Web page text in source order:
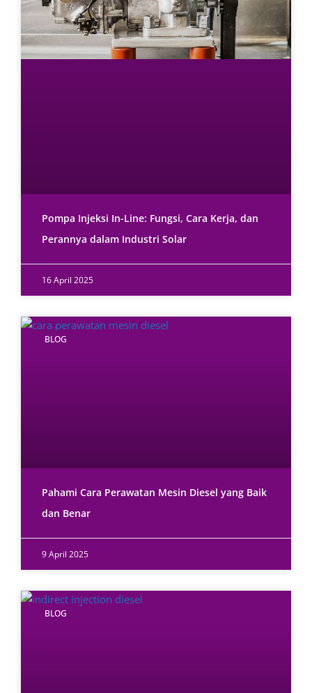
Pompa Injeksi In-Line: Fungsi, Cara Kerja, dan
Perannya dalam Industri Solar
16 April 2025
BLOG
Pahami Cara Perawatan Mesin Diesel yang Baik
dan Benar
9 April 2025
BLOG